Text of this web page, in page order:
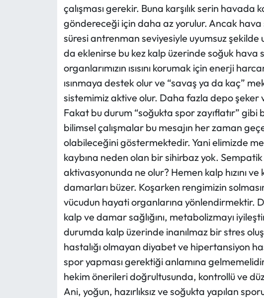
çalışması gerekir. Buna karşılık serin havada
göndereceği için daha az yorulur. Ancak
süresi antrenman seviyesiyle uyumsuz
da eklenirse bu kez kalp üzerinde soğuk
organlarımızın ısısını korumak için enerji
ısınmaya destek olur ve “savaş ya da kaç”
sistemimiz aktive olur. Daha fazla depo şeker ve
Fakat bu durum “soğukta spor zayıflatır”
bilimsel çalışmalar bu mesajın her zaman
olabileceğini göstermektedir. Yani elimizde
kaybına neden olan bir sihirbaz yok.
aktivasyonunda ne olur? Hemen kalp hızını ve
damarları büzer. Koşarken rengimizin
vücudun hayati organlarına yönlendirmektir.
kalp ve damar sağlığını, metabolizmayı
durumda kalp üzerinde inanılmaz bir stres
hastalığı olmayan diyabet ve hipertansiyon
spor yapması gerektiği anlamına
hekim önerileri doğrultusunda, kontrollü ve
Ani, yoğun, hazırlıksız ve soğukta yapılan